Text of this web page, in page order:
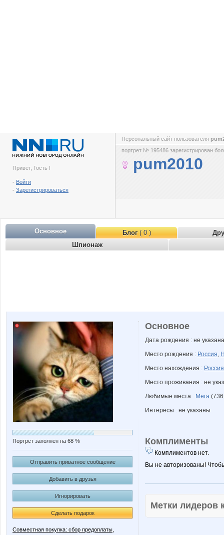
Привет, Гость !
- Войти
- Зарегистрироваться
Персональный сайт пользователя
портрет № 195486 зарегистрирован
pum2010
Основное Блог( 0 )
Шпионаж
Портрет заполнен на 68 %
Отправить приватное сообщение
Добавить в друзья
Игнорировать
Сделать подарок
Совместная покупка: сбор предоплаты,
Основное
Дата рождения : не указана
Место рождения : Россия,
Место нахождения : Россия
Место проживания : не
Любимые места : Мега
Интересы : не указаны
Комплименты
Комплиментов нет.
Вы не авторизованы!
Метки